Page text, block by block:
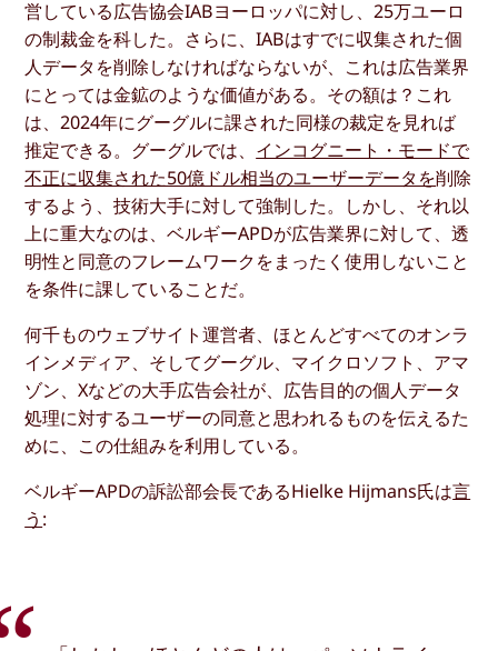
営している広告協会IABヨーロッパに対し、25万ユーロ
の制裁金を科した。さらに、IABはすでに収集された個
人データを削除しなければならないが、これは広告業界
にとっては金鉱のような価値がある。その額は？これ
は、2024年にグーグルに課された同様の裁定を見れば
推定できる。グーグルでは、 インコグニート・モードで
不正に収集された50億ドル相当のユーザーデータを削除
するよう、技術大手に対して強制した。しかし、それ以
上に重大なのは、ベルギーAPDが広告業界に対して、透
明性と同意のフレームワークをまったく使用しないこと
を条件に課していることだ。
何千ものウェブサイト運営者、ほとんどすべてのオンラ
インメディア、そしてグーグル、マイクロソフト、アマ
ゾン、Xなどの大手広告会社が、広告目的の個人データ
処理に対するユーザーの同意と思われるものを伝えるた
めに、この仕組みを利用している。
ベルギーAPDの訴訟部会長であるHielke Hijmans氏は言
う :